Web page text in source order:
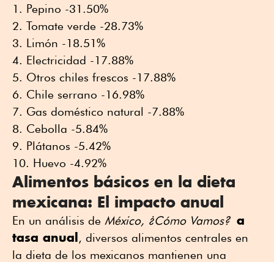
Pepino -31.50%
Tomate verde -28.73%
Limón -18.51%
Electricidad -17.88%
Otros chiles frescos -17.88%
Chile serrano -16.98%
Gas doméstico natural -7.88%
Cebolla -5.84%
Plátanos -5.42%
Huevo -4.92%
Alimentos básicos en la dieta
mexicana: El impacto anual
En un análisis de México, ¿Cómo Vamos? a
tasa anual, diversos alimentos centrales en
la dieta de los mexicanos mantienen una